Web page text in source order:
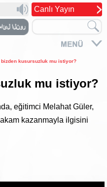
Canlı Yayın
bizden kusursuzluk mu istiyor?
mu istiyor?
eğitimci Melahat Güler,
kazanmayla ilgisini